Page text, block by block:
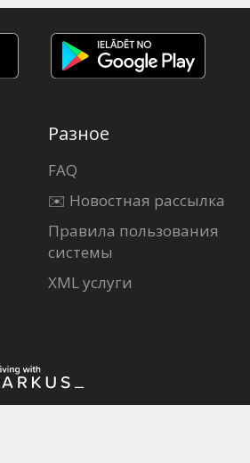
Разное
FAQ
✉️ Новостная рассылка
Правила пользования
системы
XML услуги